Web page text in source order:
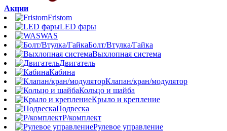
Акции
Fristom
LED фары
WAS
Болт/Втулка/Гайка
Выхлопная система
Двигатель
Кабина
Клапан/кран/модулятор
Кольцо и шайба
Крыло и крепление
Подвеска
Р/комплект
Рулевое управление